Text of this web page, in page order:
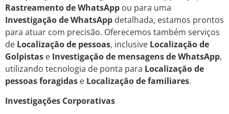
Rastreamento de WhatsApp ou para uma
Investigação de WhatsApp detalhada, estamos prontos
para atuar com precisão. Oferecemos também serviços
de Localização de pessoas, inclusive Localização de
Golpistas e Investigação de mensagens de WhatsApp,
utilizando tecnologia de ponta para Localização de
pessoas foragidas e Localização de familiares.
Investigações Corporativas